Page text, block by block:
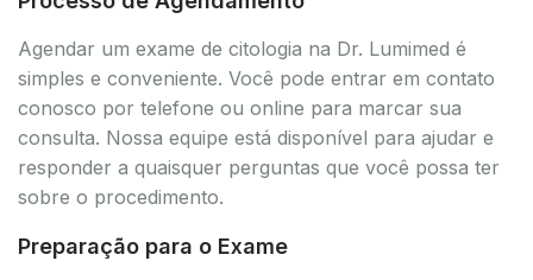
Agendar um exame de citologia na Dr. Lumimed é
simples e conveniente. Você pode entrar em contato
conosco por telefone ou online para marcar sua
consulta. Nossa equipe está disponível para ajudar e
responder a quaisquer perguntas que você possa ter
sobre o procedimento.
Preparação para o Exame